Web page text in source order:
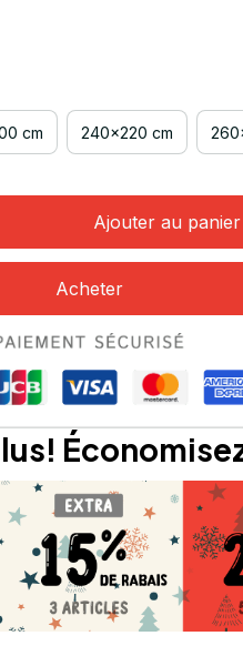
cm 240x220 cm
Ajouter au panier
Acheter